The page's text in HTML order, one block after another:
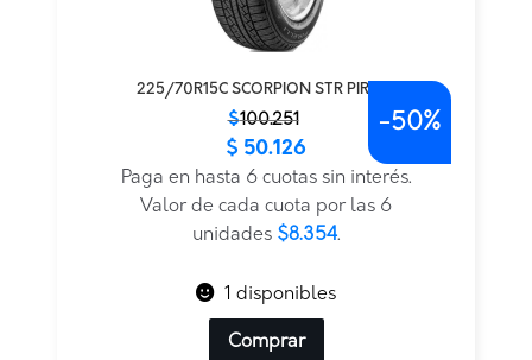
225/70R15C SCORPION STR PIRELLI
$100.251
original
actual
$ 50.126
Paga en hasta 6 cuotas sin interés.
Valor de cada cuota por las 6
unidades $8.354.
-50%
1 disponibles
Comprar